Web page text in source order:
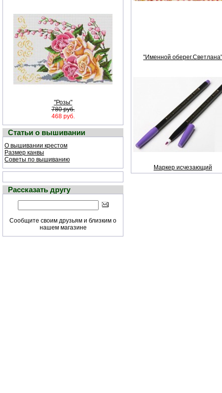
"Розы"
780 руб.
468 руб.
Статьи о вышивании
О вышивании крестом
Размер канвы
Советы по вышиванию
Рассказать другу
Сообщите своим друзьям и близким о
нашем магазине
"Именной оберег.Светлана"
Маркер исчезающий